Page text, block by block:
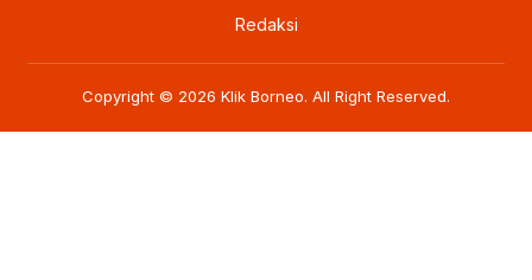
Redaksi
Copyright © 2026 Klik Borneo. All Right Reserved.